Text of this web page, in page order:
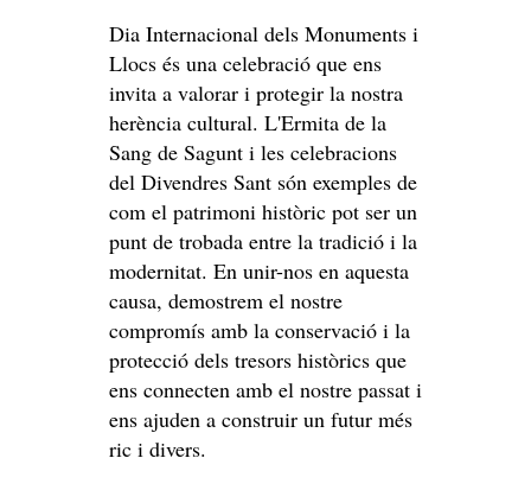
Dia Internacional dels Monuments i
Llocs és una celebració que ens
invita a valorar i protegir la nostra
herència cultural. L'Ermita de la
Sang de Sagunt i les celebracions
del Divendres Sant són exemples de
com el patrimoni històric pot ser un
punt de trobada entre la tradició i la
modernitat. En unir-nos en aquesta
causa, demostrem el nostre
compromís amb la conservació i la
protecció dels tresors històrics que
ens connecten amb el nostre passat i
ens ajuden a construir un futur més
ric i divers.